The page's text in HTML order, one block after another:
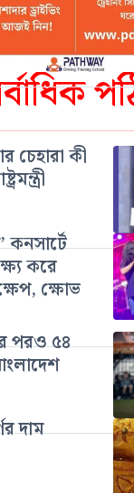
চেহারা কী
কনসার্টে
করে
ক্ষোভ
পরও ৫৪
দাম